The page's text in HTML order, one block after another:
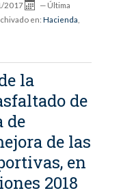
2017 — Última
en: Hacienda
la
de
de
de las
en
2018